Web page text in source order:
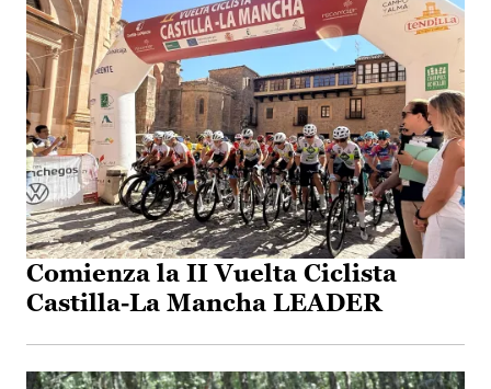
Comienza la II Vuelta Ciclista
Castilla-La Mancha LEADER